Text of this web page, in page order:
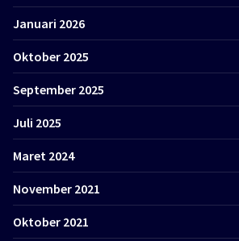
Januari 2026
Oktober 2025
September 2025
Juli 2025
Maret 2024
November 2021
Oktober 2021